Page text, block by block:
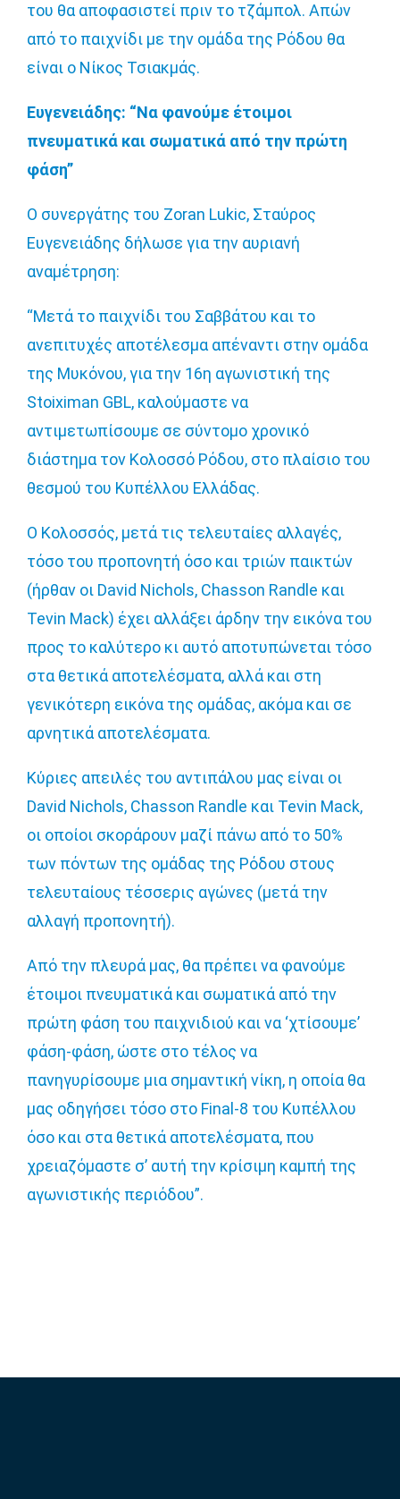
του θα αποφασιστεί πριν το τζάμπολ. Απών
από το παιχνίδι με την ομάδα της Ρόδου θα
είναι ο Νίκος Τσιακμάς.
Ευγενειάδης: “Να φανούμε έτοιμοι
πνευματικά και σωματικά από την πρώτη
φάση”
Ο συνεργάτης του Zoran Lukic, Σταύρος
Ευγενειάδης δήλωσε για την αυριανή
αναμέτρηση:
“Μετά το παιχνίδι του Σαββάτου και το
ανεπιτυχές αποτέλεσμα απέναντι στην ομάδα
της Μυκόνου, για την 16η αγωνιστική της
Stoiximan GBL, καλούμαστε να
αντιμετωπίσουμε σε σύντομο χρονικό
διάστημα τον Κολοσσό Ρόδου, στο πλαίσιο του
θεσμού του Κυπέλλου Ελλάδας.
Ο Κολοσσός, μετά τις τελευταίες αλλαγές,
τόσο του προπονητή όσο και τριών παικτών
(ήρθαν οι David Nichols, Chasson Randle και
Tevin Mack) έχει αλλάξει άρδην την εικόνα του
προς το καλύτερο κι αυτό αποτυπώνεται τόσο
στα θετικά αποτελέσματα, αλλά και στη
γενικότερη εικόνα της ομάδας, ακόμα και σε
αρνητικά αποτελέσματα.
Κύριες απειλές του αντιπάλου μας είναι οι
David Nichols, Chasson Randle και Tevin Mack,
οι οποίοι σκοράρουν μαζί πάνω από το 50%
των πόντων της ομάδας της Ρόδου στους
τελευταίους τέσσερις αγώνες (μετά την
αλλαγή προπονητή).
Από την πλευρά μας, θα πρέπει να φανούμε
έτοιμοι πνευματικά και σωματικά από την
πρώτη φάση του παιχνιδιού και να ‘χτίσουμε’
φάση-φάση, ώστε στο τέλος να
πανηγυρίσουμε μια σημαντική νίκη, η οποία θα
μας οδηγήσει τόσο στο Final-8 του Κυπέλλου
όσο και στα θετικά αποτελέσματα, που
χρειαζόμαστε σ’ αυτή την κρίσιμη καμπή της
αγωνιστικής περιόδου”.